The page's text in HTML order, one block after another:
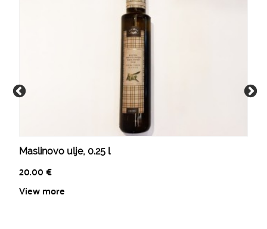
Maslinovo ulje, 0.25 l
20.00€
View more